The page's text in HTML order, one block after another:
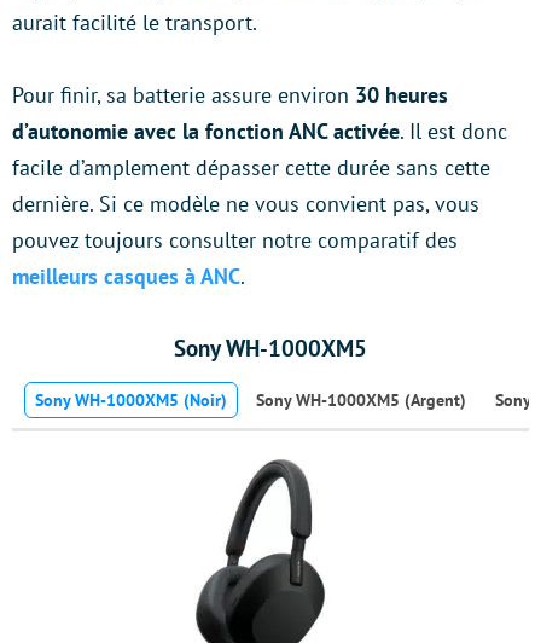
aurait facilité le transport.
Pour finir, sa batterie assure environ 30 heures
d’autonomie avec la fonction ANC activée. Il est donc
facile d’amplement dépasser cette durée sans cette
dernière. Si ce modèle ne vous convient pas, vous
pouvez toujours consulter notre comparatif des
meilleurs casques à ANC.
Sony WH-1000XM5
Sony WH-1000XM5 (Noir) Sony WH-1000XM5 (Argent) Sony